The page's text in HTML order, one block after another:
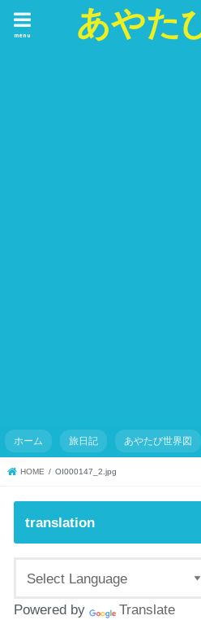
あやた
menu
ホーム 旅日記 あやたび世界図
HOME OI000147_2.jpg
translation
Powered by Translate